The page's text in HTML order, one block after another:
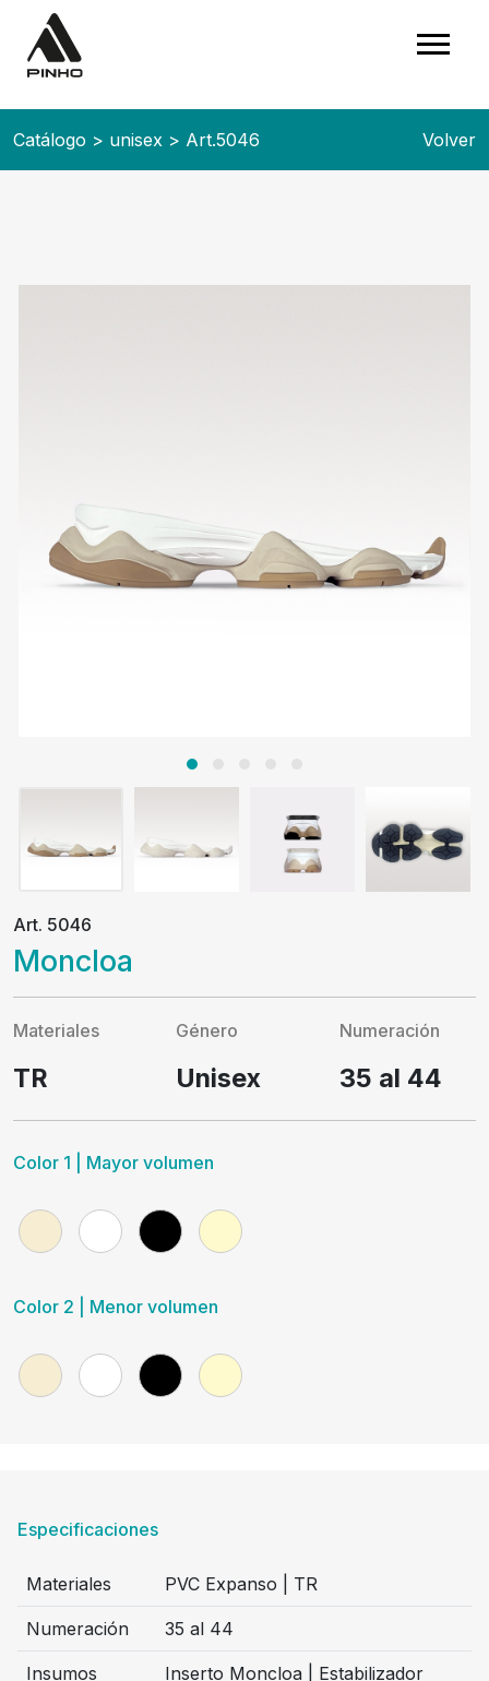
Catálogo > unisex > Art.5046 Volver
Art. 5046
Moncloa
Materiales
TR
Género
Unisex
Numeración
35 al 44
Color 1 | Mayor volumen
Color 2 | Menor volumen
Especificaciones
Materiales PVC Expanso | TR
Numeración 35 al 44
Insumos
Inserto Moncloa | Estabilizador